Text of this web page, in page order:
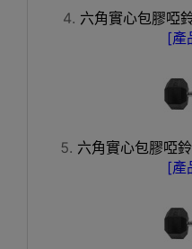
六角實心包膠啞
[產
六角實心包膠啞
[產